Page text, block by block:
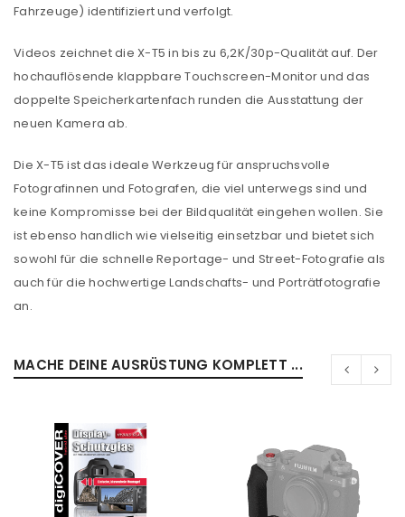
ANMELDEN
Passwort*
Fahrzeuge) identifiziert und verfolgt.
Videos zeichnet die X-T5 in bis zu 6,2K/30p-Qualität auf. Der
hochauflösende klappbare Touchscreen-Monitor und das
doppelte Speicherkartenfach runden die Ausstattung der
neuen Kamera ab.
Die X-T5 ist das ideale Werkzeug für anspruchsvolle
Fotografinnen und Fotografen, die viel unterwegs sind und
keine Kompromisse bei der Bildqualität eingehen wollen. Sie
ist ebenso handlich wie vielseitig einsetzbar und bietet sich
sowohl für die schnelle Reportage- und Street-Fotografie als
auch für die hochwertige Landschafts- und Porträtfotografie
an.
MACHE DEINE AUSRÜSTUNG KOMPLETT ...